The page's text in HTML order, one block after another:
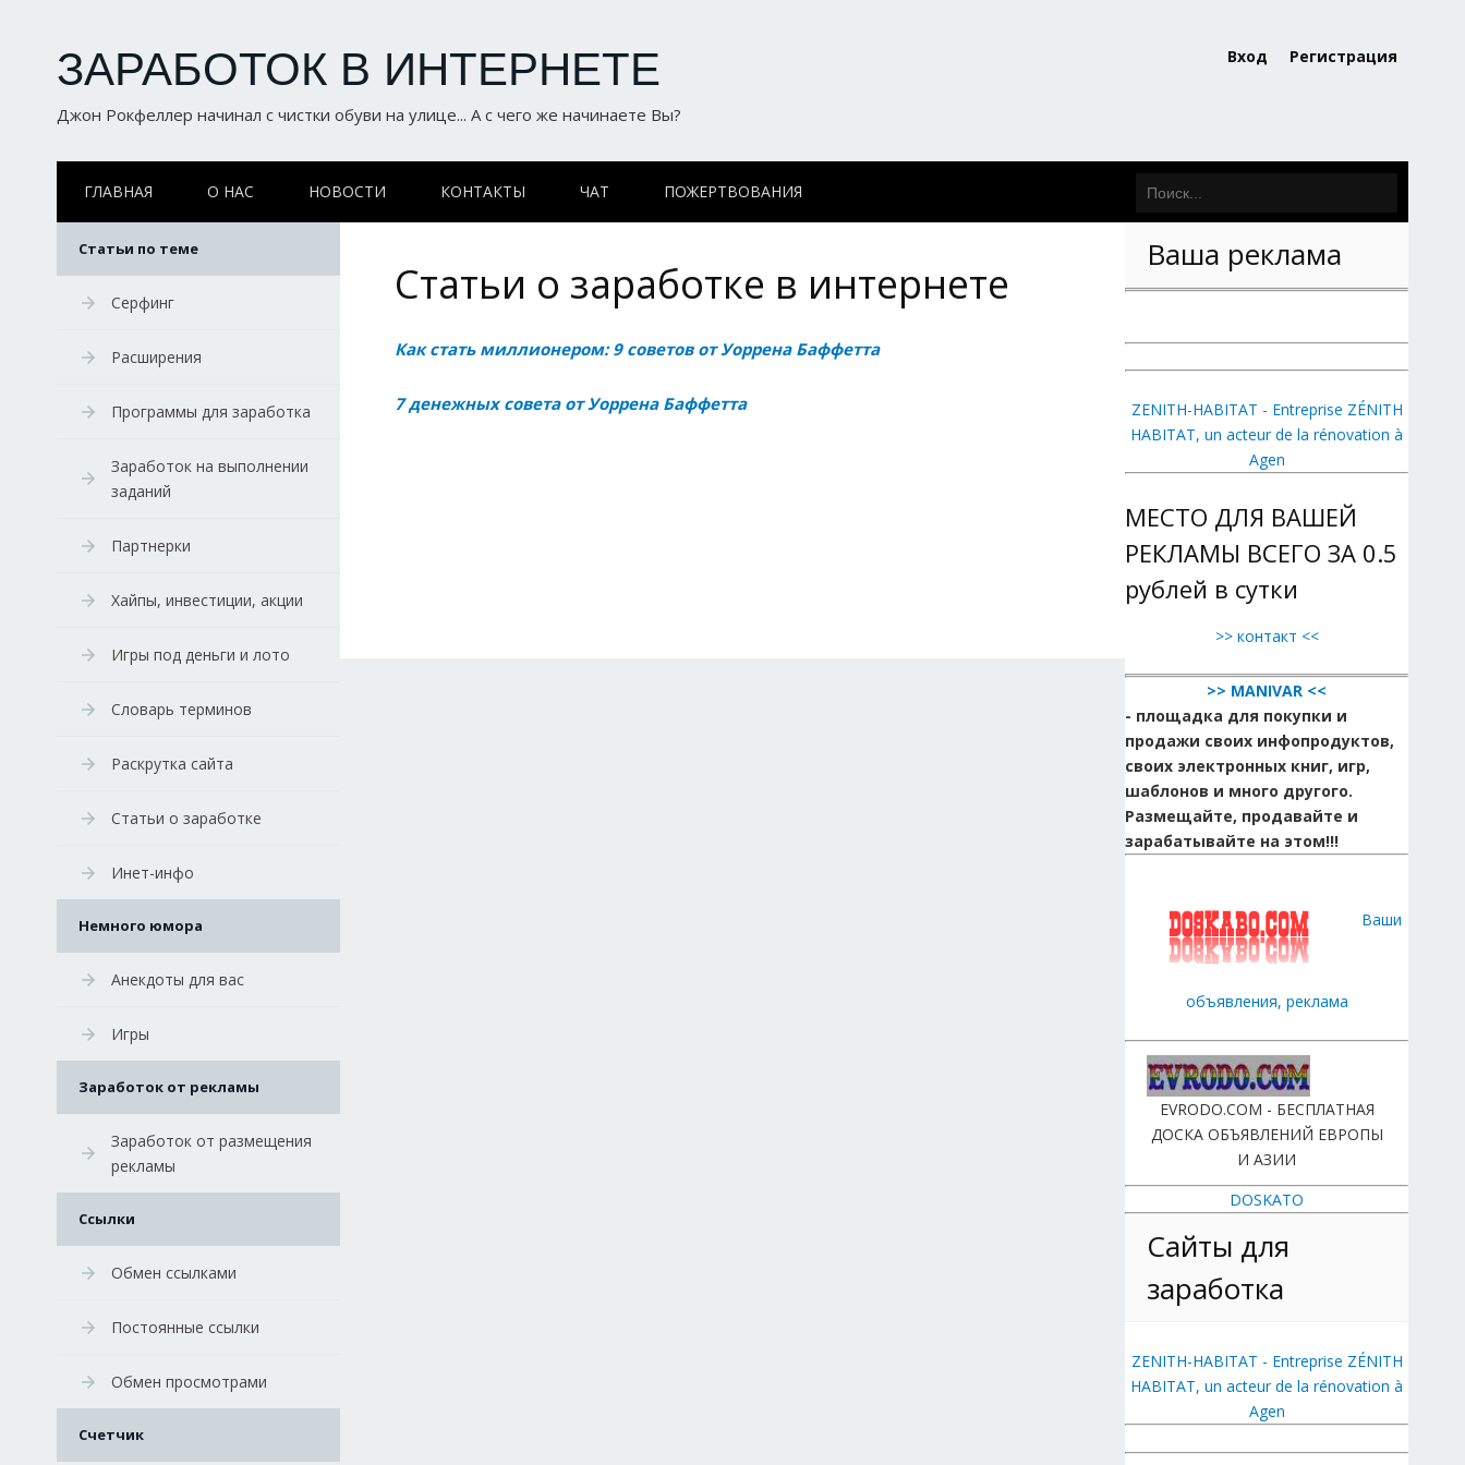
Вход Регистрация
ЗАРАБОТОК В ИНТЕРНЕТЕ
Джон Рокфеллер начинал с чистки обуви на улице... А с чего же начинаете Вы?
ГЛАВНАЯ О НАС НОВОСТИ КОНТАКТЫ ЧАТ ПОЖЕРТВОВАНИЯ
Статьи по теме
Серфинг
Расширения
Программы для заработка
Заработок на выполнении
заданий
Партнерки
Хайпы, инвестиции, акции
Игры под деньги и лото
Словарь терминов
Раскрутка сайта
Статьи о заработке
Инет-инфо
Немного юмора
Анекдоты для вас
Игры
Заработок от рекламы
Заработок от размещения
рекламы
Ссылки
Обмен ссылками
Постоянные ссылки
Обмен просмотрами
Счетчик
Статьи о заработке в интернете
Как стать миллионером: 9 советов от Уоррена Баффетта
7 денежных совета от Уоррена Баффетта
Ваша реклама
ZENITH-HABITAT - Entreprise ZÉNITH
HABITAT, un acteur de la rénovation à
Agen
МЕСТО ДЛЯ ВАШЕЙ
РЕКЛАМЫ ВСЕГО ЗА 0.5
рублей в сутки
>> контакт <<
>> MANIVAR <<
- площадка для покупки и
продажи своих инфопродуктов,
своих электронных книг, игр,
шаблонов и много другого.
Размещайте, продавайте и
зарабатывайте на этом!!!
Ваши
объявления, реклама
EVRODO.COM - БЕСПЛАТНАЯ
ДОСКА ОБЪЯВЛЕНИЙ ЕВРОПЫ
И АЗИИ
DOSKATO
Сайты для
заработка
ZENITH-HABITAT - Entreprise ZÉNITH
HABITAT, un acteur de la rénovation à
Agen